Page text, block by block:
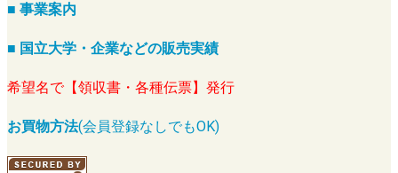
■ 事業案内
■ 国立大学・企業などの販売実績
希望名で【領収書・各種伝票】発行
お買物方法(会員登録なしでもOK)